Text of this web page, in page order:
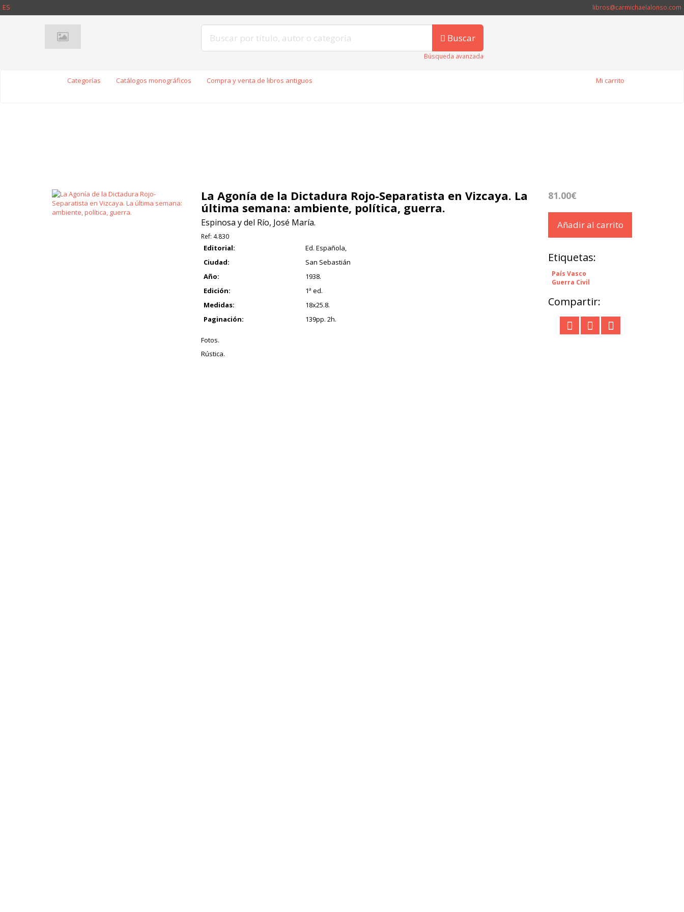
ES libros@carmichaelalonso.com
Buscar
Búsqueda avanzada
Categorías Catálogos monográficos Compra y venta de libros antiguos Mi carrito
La Agonía de la Dictadura Rojo-Separatista en Vizcaya. La
última semana: ambiente, política, guerra.
Espinosa y del Río, José María.
Ref: 4.830
Editorial:
Ed. Española,
Ciudad:
San Sebastián
Año:
1938.
Edición:
1ª ed.
Medidas:
18x25.8.
Paginación:
139pp. 2h.
Fotos.
Rústica.
81.00€
Añadir al carrito
Etiquetas:
País Vasco
Guerra Civil
Compartir: